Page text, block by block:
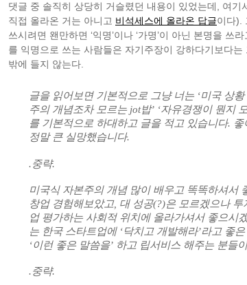
댓글 중 솔직히 상당히 거슬렸던 내용이 있었는데, 여기
직접 올라온 거는 아니고 비석세스에 올라온 답글이다).
쓰시려면 왠만하면 ‘익명’이나 ‘가명’이 아닌 본명을 쓰
를 익명으로 쓰는 사람들은 자기주장이 강하다기보다
밖에 들지 않는다.
글을 읽어보면 기본적으로 그냥 너는 ‘미국 상
주의 개념조차 모르는 jot밥’ ‘자유경쟁이 뭔지
를 기본적으로 하대하고 글을 적고 있습니다.
정말 큰 실망했습니다.
.중략.
미국식 자본주의 개념 많이 배우고 똑똑하셔서
창업 경험해보았고, 대 성공(?)은 모르겠으나
업 평가하는 사회적 위치에 올라가셔서 좋으시
는 한국 스타트업에 ‘닥치고 개발해라’라고 좋
‘이런 좋은 말씀을’ 하고 립서비스 해주는 분들
.중략.